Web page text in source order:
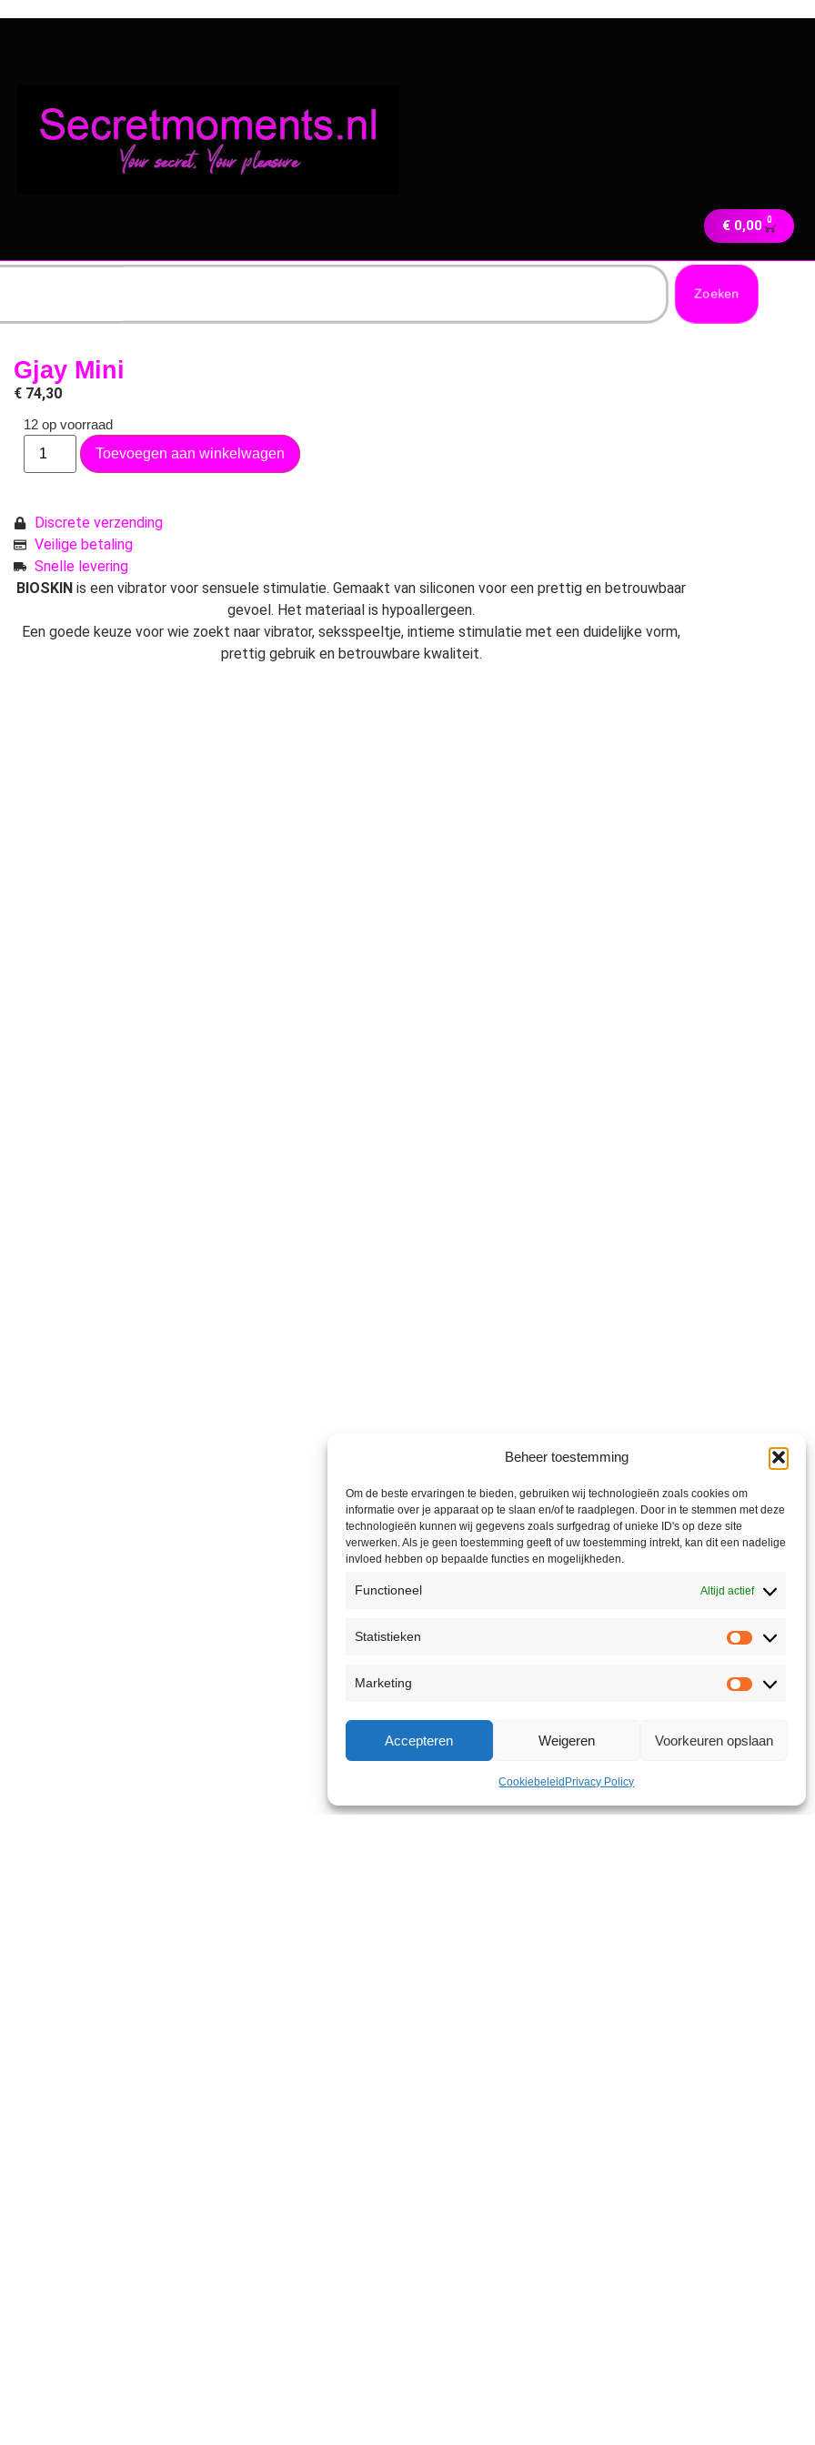
Beheer toestemming
Om de beste ervaringen te bieden, gebruiken wij technologieën zoals cookies om
informatie over je apparaat op te slaan en/of te raadplegen. Door in te stemmen met deze
technologieën kunnen wij gegevens zoals surfgedrag of unieke ID's op deze site
verwerken. Als je geen toestemming geeft of uw toestemming intrekt, kan dit een nadelige
invloed hebben op bepaalde functies en mogelijkheden.
Functioneel Altijd actief
Statistieken
Marketing
Accepteren Weigeren Voorkeuren opslaan
Cookiebeleid Privacy Policy
€0,00 0
Zoeken
Gjay Mini
€ 74,30
12 op voorraad
Toevoegen aan winkelwagen
Discrete verzending
Veilige betaling
Snelle levering
BIOSKIN is een vibrator voor sensuele stimulatie. Gemaakt van siliconen voor een prettig en betrouwbaar
gevoel. Het materiaal is hypoallergeen.
Een goede keuze voor wie zoekt naar vibrator, seksspeeltje, intieme stimulatie met een duidelijke vorm,
prettig gebruik en betrouwbare kwaliteit.